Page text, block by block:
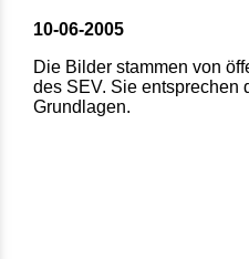
10-06-2005
Die Bilder stammen von
des SEV. Sie entsprechen
Grundlagen.